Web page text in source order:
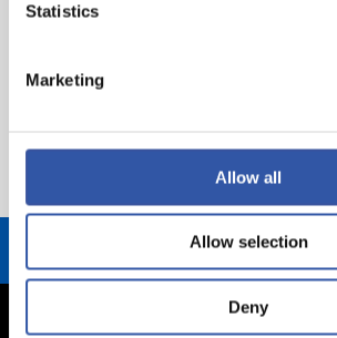
Statistics
Marketing
Allow all
Allow selection
Deny
transporte público y alternativo